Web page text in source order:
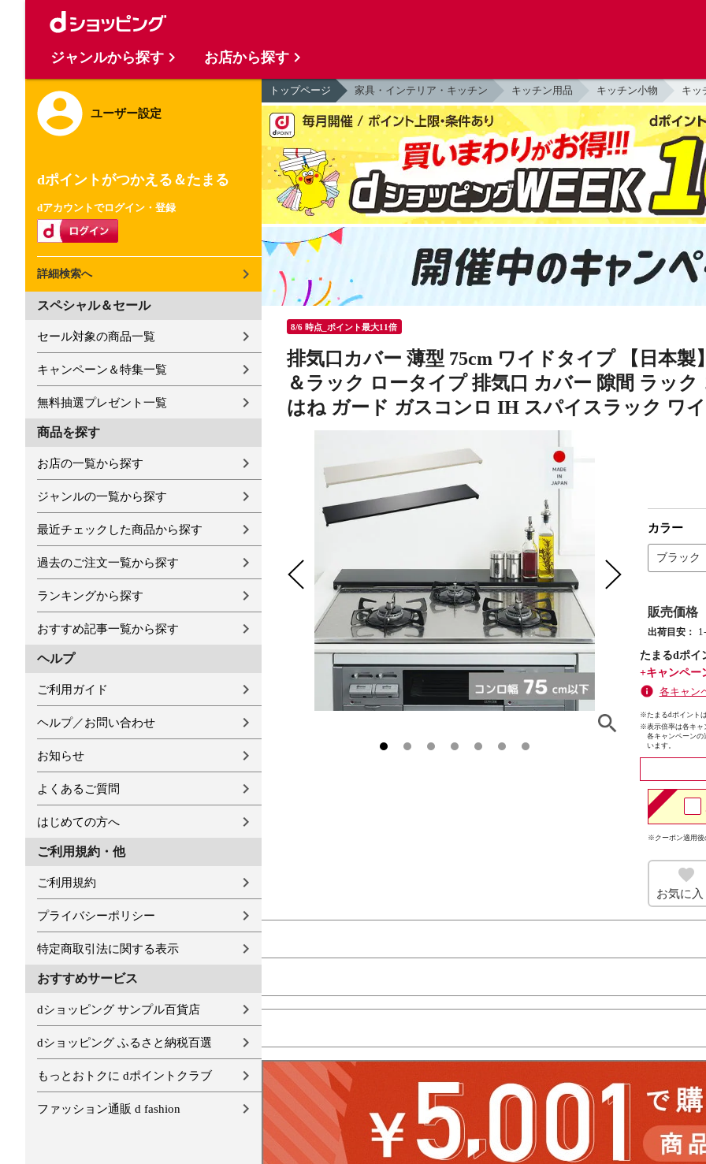
ユーザー設定
dポイントがつかえる＆たまる
dアカウントでログイン・登録
詳細検索へ
スペシャル＆セール
セール対象の商品一覧
キャンペーン＆特集一覧
無料抽選プレゼント一覧
商品を探す
お店の一覧から探す
ジャンルの一覧から探す
最近チェックした商品から探す
過去のご注文一覧から探す
ランキングから探す
おすすめ記事一覧から探す
ヘルプ
ご利用ガイド
ヘルプ／お問い合わせ
お知らせ
よくあるご質問
はじめての方へ
ご利用規約・他
ご利用規約
プライバシーポリシー
特定商取引法に関する表示
おすすめサービス
dショッピング サンプル百貨店
dショッピング ふるさと納税百選
もっとおトクに dポイントクラブ
ファッション通販 d fashion
トップページ 家具・インテリア・キッチン キッチン用品 キッチン小物 キッ
8/6 時点_ポイント最大11倍
排気口カバー 薄型 75cm ワイドタイプ 【日本製
＆ラック ロータイプ 排気口 カバー 隙間 ラッ
はね ガード ガスコンロ IH スパイスラック ワ
カラー
ブラック
販売価格
出荷目安：
たまるdポイ
+キャンペー
各キャン
※たまるdポイント
※表示倍率は各キャ
各キャンペーンの
います。
※クーポン適用後
お気に入
ジャンルから探す お店から探す